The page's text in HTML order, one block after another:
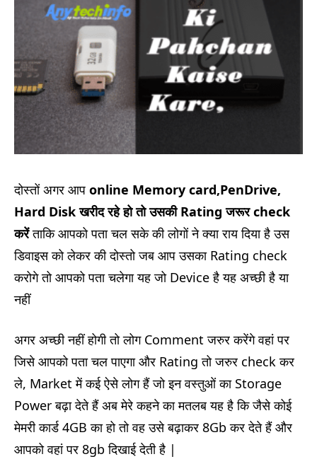
दोस्तों अगर आप online Memory card,PenDrive,
Hard Disk खरीद रहे हो तो उसकी Rating जरूर check
करेंताकि आपको पता चल सके की लोगों ने क्या राय दिया है उस
डिवाइस को लेकर की दोस्तो जब आप उसका Rating check
करोगे तो आपको पता चलेगा यह जो Device है यह अच्छी है या
नहीं
अगर अच्छी नहीं होगी तो लोग Comment जरुर करेंगे वहां पर
जिसे आपको पता चल पाएगा और Rating तो जरुर check कर
ले, Market में कई ऐसे लोग हैं जो इन वस्तुओं का Storage
Power बढ़ा देते हैं अब मेरे कहने का मतलब यह है कि जैसे कोई
मेमरी कार्ड 4GB का हो तो वह उसे बढ़ाकर 8Gb कर देते हैं और
आपको वहां पर 8gb दिखाई देती है |